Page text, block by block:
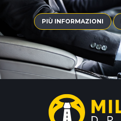
PIÙ INFORMAZIONI